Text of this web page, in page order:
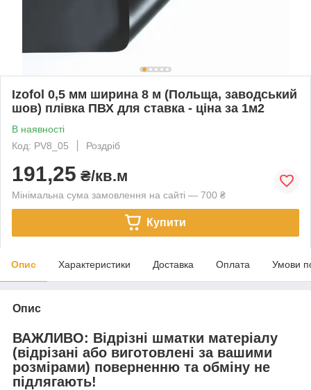
Izofol 0,5 мм ширина 8 м (Польща, заводський
шов) плівка ПВХ для ставка - ціна за 1м2
В наявності
Код: PV8_05
Роздріб
191,25 ₴/кв.м
Мінімальна сума замовлення на сайті — 700 ₴
Купити
Опис Характеристики Доставка Оплата Умови
Опис
ВАЖЛИВО: Відрізні шматки матеріалу
(відрізані або виготовлені за вашими
розмірами) поверненню та обміну не
підлягають!